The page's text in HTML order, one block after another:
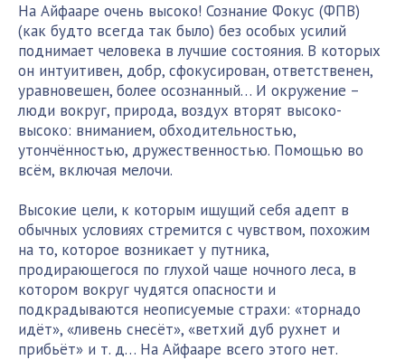
На Айфааре очень высоко! Сознание Фокус (ФПВ)
(как будто всегда так было) без особых усилий
поднимает человека в лучшие состояния. В которых
он интуитивен, добр, сфокусирован, ответственен,
уравновешен, более осознанный… И окружение –
люди вокруг, природа, воздух вторят высоко-
высоко: вниманием, обходительностью,
утончённостью, дружественностью. Помощью во
всём, включая мелочи.
Высокие цели, к которым ищущий себя адепт в
обычных условиях стремится с чувством, похожим
на то, которое возникает у путника,
продирающегося по глухой чаще ночного леса, в
котором вокруг чудятся опасности и
подкрадываются неописуемые страхи: «торнадо
идёт», «ливень снесёт», «ветхий дуб рухнет и
прибьёт» и т. д… На Айфааре всего этого нет.